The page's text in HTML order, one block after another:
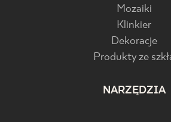
Mozaiki
Klinkier
Dekoracje
Produkty ze
NARZĘDZIA